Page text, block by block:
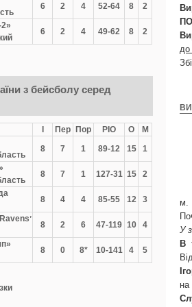
6 2 4 52-64 8
2
6 2 4 49-62 8 2
з бейсболу серед
Пер Пор РІО О
М
8 7 1 89-12 15
1
8 7 1 127-31 15
2
8 4 4 85-55 12
3
8 2 6 47-119 10
4
8 0 8* 10-141 4 5
до
У
В
на